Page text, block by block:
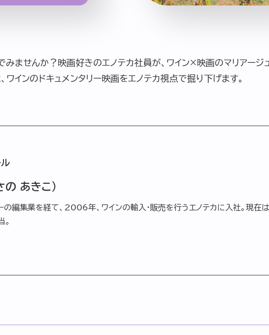
みませんか？映画好きのエノテカ社員が、ワイン×映画のマリアージ
インのドキュメンタリー映画をエノテカ視点で掘り下げます。
ル
の あきこ）
の編集業を経て、2006年、ワインの輸入・販売を行うエノテカに入社。現在は
。